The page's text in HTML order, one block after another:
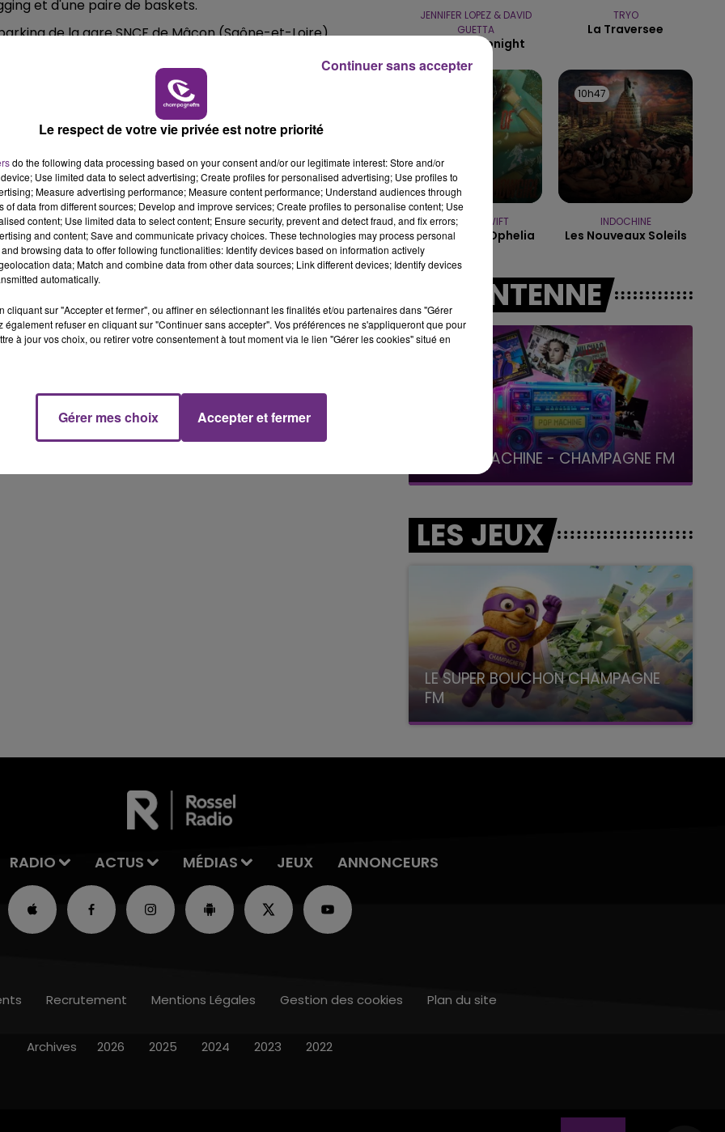
14h00 - 15h00
LA RADIO POP
15h00 - 19h00
LE CLUB CHAMPAGNE FM
et d'une paire de baskets.
de la gare SNCF de Mâcon (Saône-et-Loire).
recherches, vous êtes priés d'appeler le 03.25.04.20.17
VENEZ FÊTER CE WEEK-END
L'ANNIVERSAIRE DE WOINIC
Ce samedi 8 août sera un grand jour :
l'anniversaire du plus gros sanglier du monde.
JENNIFER LOPEZ & DAVID
GUETTA
Save Me Tonight
TRYO
La Traversee
TAYLOR SWIFT
The Fate Of Ophelia
10h47
10h47
INDOCHINE
Les Nouveaux Soleils
A L'ANTENNE
19h00 - 19h15
LA RADIO POP
LES JEUX
LE SUPER BOUCHON CHAMPAGNE
FM
avec La Famille Champagne FM, à 8H10
RADIO ACTUS MÉDIAS JEUX ANNONCEURS
Recrutement Mentions Légales Gestion des cookies Plan du site
Archives 2026 2025 2024 2023 2022
Le respect de votre vie privée est notre priorité
do the following data processing based on your consent and/or our legitimate interest: Store and/or
Use limited data to select advertising; Create profiles for personalised advertising; Use profiles to
Measure advertising performance; Measure content performance; Understand audiences through
of data from different sources; Develop and improve services; Create profiles to personalise content; Use
content; Use limited data to select content; Ensure security, prevent and detect fraud, and fix errors;
and content; Save and communicate privacy choices. These technologies may process personal
browsing data to offer following functionalities: Identify devices based on information actively
data; Match and combine data from other data sources; Link different devices; Identify devices
automatically.
cliquant sur "Accepter et fermer", ou affiner en sélectionnant les finalités et/ou partenaires dans "Gérer
également refuser en cliquant sur "Continuer sans accepter". Vos préférences ne s'appliqueront que pour
à jour vos choix, ou retirer votre consentement à tout moment via le lien "Gérer les cookies" situé en
Gérer mes choix Accepter et fermer
Continuer sans accepter